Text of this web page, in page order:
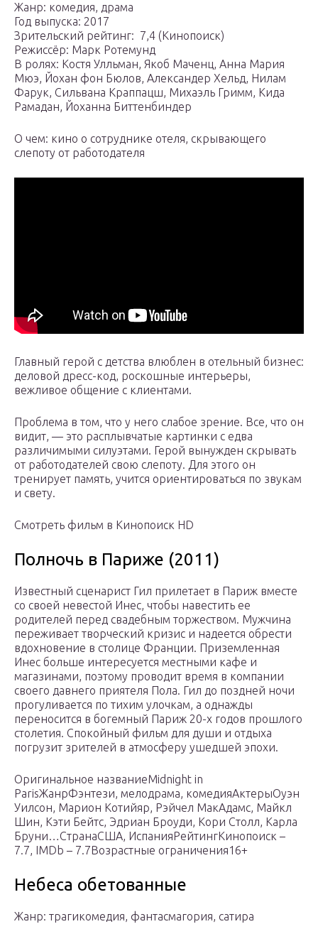
Жанр: комедия, драма
Год выпуска: 2017
Зрительский рейтинг: ️ 7,4 (Кинопоиск)
Режиссёр: Марк Ротемунд
В ролях: Костя Улльман, Якоб Маченц, Анна Мария
Мюэ, Йохан фон Бюлов, Александер Хельд, Нилам
Фарук, Сильвана Краппацш, Михаэль Гримм, Кида
Рамадан, Йоханна Биттенбиндер
О чем: кино о сотруднике отеля, скрывающего
слепоту от работодателя
Главный герой с детства влюблен в отельный бизнес:
деловой дресс-код, роскошные интерьеры,
вежливое общение с клиентами.
Проблема в том, что у него слабое зрение. Все, что он
видит, — это расплывчатые картинки с едва
различимыми силуэтами. Герой вынужден скрывать
от работодателей свою слепоту. Для этого он
тренирует память, учится ориентироваться по звукам
и свету.
Смотреть фильм в Кинопоиск HD
Полночь в Париже (2011)
Известный сценарист Гил прилетает в Париж вместе
со своей невестой Инес, чтобы навестить ее
родителей перед свадебным торжеством. Мужчина
переживает творческий кризис и надеется обрести
вдохновение в столице Франции. Приземленная
Инес больше интересуется местными кафе и
магазинами, поэтому проводит время в компании
своего давнего приятеля Пола. Гил до поздней ночи
прогуливается по тихим улочкам, а однажды
переносится в богемный Париж 20-х годов прошлого
столетия. Спокойный фильм для души и отдыха
погрузит зрителей в атмосферу ушедшей эпохи.
Оригинальное названиеMidnight in
ParisЖанрФэнтези, мелодрама, комедияАктерыОуэн
Уилсон, Марион Котийяр, Рэйчел МакАдамс, Майкл
Шин, Кэти Бейтс, Эдриан Броуди, Кори Столл, Карла
Бруни…СтранаСША, ИспанияРейтингКинопоиск –
7.7, IMDb – 7.7Возрастные ограничения16+
Небеса обетованные
Жанр: трагикомедия, фантасмагория, сатира